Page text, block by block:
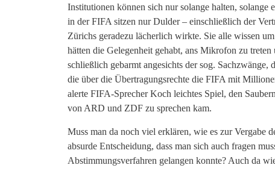
Institutionen können sich nur solange halten,
in der FIFA sitzen nur Dulder – einschließlich der
Zürichs geradezu lächerlich wirkte. Sie alle wissen
hätten die Gelegenheit gehabt, ans Mikrofon zu
schließlich gebarmt angesichts der sog.
die über die Übertragungsrechte die FIFA mit
alerte FIFA-Sprecher Koch leichtes Spiel, den
von ARD und ZDF zu sprechen kam.
Muss man da noch viel erklären, wie es zur Vergabe
absurde Entscheidung, dass man sich auch fragen
Abstimmungsverfahren gelangen konnte? Auch da